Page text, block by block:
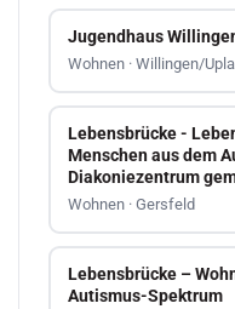
Jugendhaus
Wohnen · Willingen/
Lebensbrücke -
Menschen aus dem
Diakoniezentrum
Wohnen · Gersfeld
Lebensbrücke –
Autismus-Spektrum